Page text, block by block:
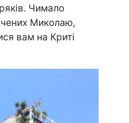
Чимало
Миколаю,
вам на Криті